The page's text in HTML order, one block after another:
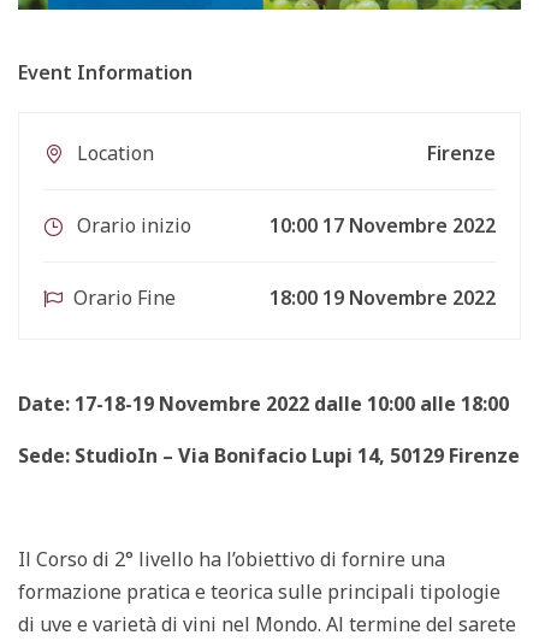
Event Information
Location Firenze
Orario inizio 10:00 17 Novembre 2022
Orario Fine 18:00 19 Novembre 2022
Date: 17-18-19 Novembre 2022 dalle 10:00 alle 18:00
Sede: StudioIn – Via Bonifacio Lupi 14, 50129 Firenze
Il Corso di 2° livello ha l’obiettivo di fornire una
formazione pratica e teorica sulle principali tipologie
di uve e varietà di vini nel Mondo. Al termine del sarete